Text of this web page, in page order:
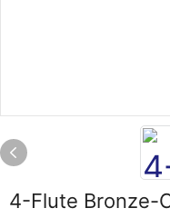
4-Flute Bronze-